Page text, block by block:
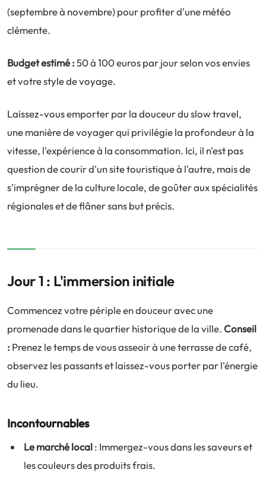
(septembre à novembre) pour profiter d'une météo
clémente.
Budget estimé :50 à 100 euros par jour selon vos envies
et votre style de voyage.
Laissez-vous emporter par la douceur du slow travel,
une manière de voyager qui privilégie la profondeur à la
vitesse, l'expérience à la consommation. Ici, il n'est pas
question de courir d'un site touristique à l'autre, mais de
s'imprégner de la culture locale, de goûter aux spécialités
régionales et de flâner sans but précis.
Jour 1 : L'immersion initiale
Commencez votre périple en douceur avec une
promenade dans le quartier historique de la ville.Conseil
: Prenez le temps de vous asseoir à une terrasse de café,
observez les passants et laissez-vous porter par l'énergie
du lieu.
Incontournables
Le marché local: Immergez-vous dans les saveurs et
les couleurs des produits frais.